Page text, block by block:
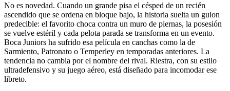
No es novedad. Cuando un grande pisa el césped de un recién
ascendido que se ordena en bloque bajo, la historia suelta un guion
predecible: el favorito choca contra un muro de piernas, la posesión
se vuelve estéril y cada pelota parada se transforma en un evento.
Boca Juniors ha sufrido esa película en canchas como la de
Sarmiento, Patronato o Temperley en temporadas anteriores. La
tendencia no cambia por el nombre del rival. Riestra, con su estilo
ultradefensivo y su juego aéreo, está diseñado para incomodar ese
libreto.